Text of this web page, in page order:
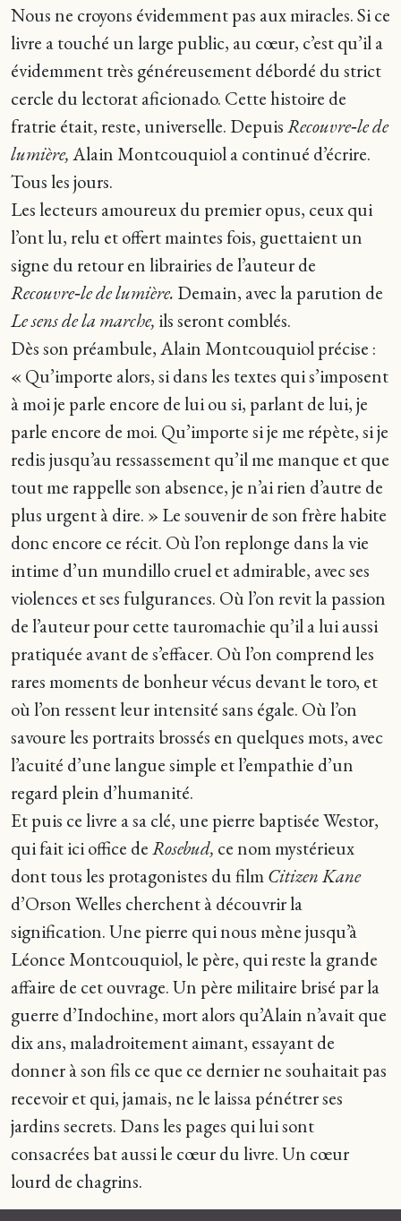
Nous ne croyons évidemment pas aux miracles. Si ce
livre a touché un large public, au cœur, c’est qu’il a
évidemment très généreusement débordé du strict
cercle du lectorat aficionado. Cette histoire de
fratrie était, reste, universelle. DepuisRecouvre‑le de
lumière,Alain Montcouquiol a continué d’écrire.
Tous les jours.
Les lecteurs amoureux du premier opus, ceux qui
l’ont lu, relu et offert maintes fois, guettaient un
signe du retour en librairies de l’auteur de
Recouvre‑le de lumière. Demain, avec la parution de
Le sens de la marche, ils seront comblés.
Dès son préambule, Alain Montcouquiol précise :
« Qu’importe alors, si dans les textes qui s’imposent
à moi je parle encore de lui ou si, parlant de lui, je
parle encore de moi. Qu’importe si je me répète, si je
redis jusqu’au ressassement qu’il me manque et que
tout me rappelle son absence, je n’ai rien d’autre de
plus urgent à dire. » Le souvenir de son frère habite
donc encore ce récit. Où l’on replonge dans la vie
intime d’un mundillo cruel et admirable, avec ses
violences et ses fulgurances. Où l’on revit la passion
de l’auteur pour cette tauromachie qu’il a lui aussi
pratiquée avant de s’effacer. Où l’on comprend les
rares moments de bonheur vécus devant le toro, et
où l’on ressent leur intensité sans égale. Où l’on
savoure les portraits brossés en quelques mots, avec
l’acuité d’une langue simple et l’empathie d’un
regard plein d’humanité.
Et puis ce livre a sa clé, une pierre baptisée Westor,
qui fait ici office deRosebud, ce nom mystérieux
dont tous les protagonistes du filmCitizen Kane
d’Orson Welles cherchent à découvrir la
signification. Une pierre qui nous mè­ne jusqu’à
Léonce Montcouquiol, le père, qui reste la grande
affaire de cet ouvrage. Un père militaire brisé par la
guerre d’Indochine, mort alors qu’Alain n’avait que
dix ans, maladroitement aimant, essayant de
donner à son fils ce que ce dernier ne souhaitait pas
recevoir et qui, jamais, ne le laissa pénétrer ses
jardins secrets. Dans les pages qui lui sont
consacrées bat aussi le cœur du livre. Un cœur
lourd de chagrins.